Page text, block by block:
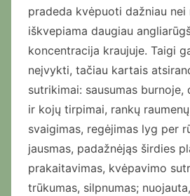
pradeda kvėpuoti dažniau nei
iškvepiama daugiau
koncentracija kraujuje. Taigi
neįvykti, tačiau kartais
sutrikimai: sausumas burnoje,
ir kojų tirpimai, rankų
svaigimas, regėjimas lyg per
jausmas, padažnėjąs širdies
prakaitavimas, kvėpavimo
trūkumas, silpnumas;